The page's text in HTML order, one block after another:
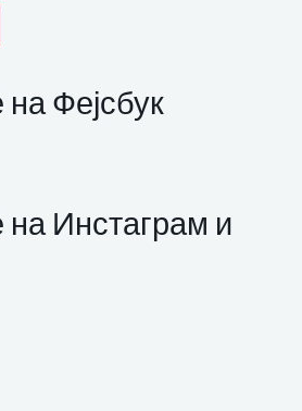
Фејсбук
Инстаграм и